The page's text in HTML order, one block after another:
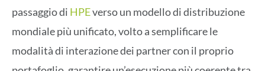
passaggio di HPEverso un modello di distribuzione
mondiale più unificato, volto a semplificare le
modalità di interazione dei partner con il proprio